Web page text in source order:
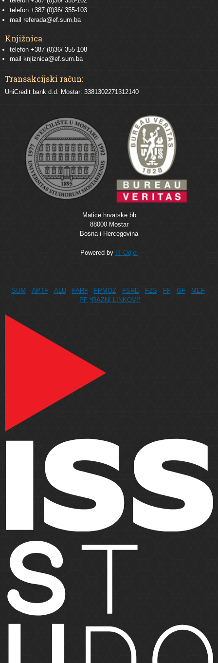
telefon +387 (0)36/ 355-103
mail referada@ef.sum.ba
Knjižnica
telefon +387 (0)36/ 355-108
mail knjiznica@ef.sum.ba
Transakcijski račun:
UniCredit bank d.d. Mostar: 3381302271312140
Matice hrvatske bb
88000 Mostar
Bosna i Hercegovina
Powered by IT Odjel
SUM APTF ALU FARF FPMOZ FSRE FZS FF GF
MEF
PF *RAZNI LINKOVI*